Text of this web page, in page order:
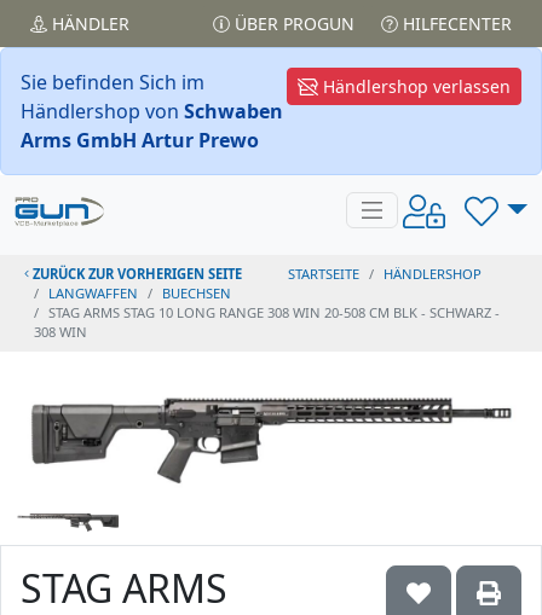
HÄNDLER ÜBER PROGUN HILFECENTER
Händlershop verlassen
Sie befinden Sich im
Händlershop von Schwaben
Arms GmbH Artur Prewo
ZURÜCK ZUR VORHERIGEN SEITE STARTSEITE
HÄNDLERSHOP
LANGWAFFEN
BUECHSEN
STAG ARMS STAG 10 LONG RANGE 308 WIN 20-508 CM BLK - SCHWARZ -
308 WIN
STAG ARMS